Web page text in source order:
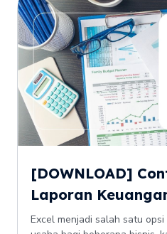
[DOWNLOAD]
Laporan
Excel menjadi salah satu